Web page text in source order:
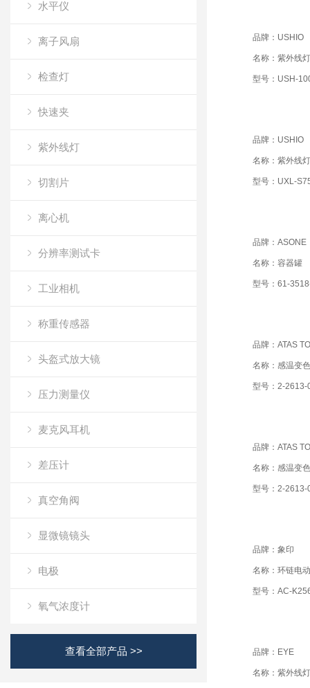
水平仪
离子风扇
检查灯
快速夹
紫外线灯
切割片
离心机
分辨率测试卡
工业相机
称重传感器
头盔式放大镜
压力测量仪
麦克风耳机
差压计
真空角阀
显微镜镜头
电极
氧气浓度计
查看全部产品 >>
品牌：USHIO
名称：紫外线
型号：USH-
品牌：USHIO
名称：紫外线
型号：UXL-
品牌：ASONE
名称：容器罐
型号：61-
品牌：ATAS
名称：感温变
型号：2-2613-
品牌：ATAS
名称：感温变
型号：2-2613-
品牌：象印
名称：环链电
型号：AC-
品牌：EYE
名称：紫外线